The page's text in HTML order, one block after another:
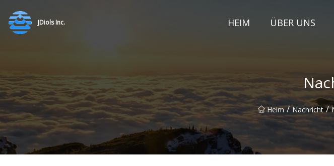
JDiols Inc. HEIM ÜBER UNS
Heim / Nachricht /